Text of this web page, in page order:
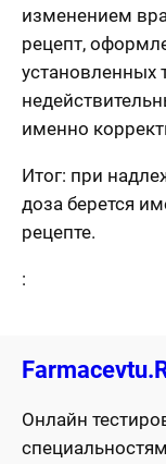
изменением
рецепт,
установленных
именно
Итог: при
доза берется
рецепте.
:
Онлайн